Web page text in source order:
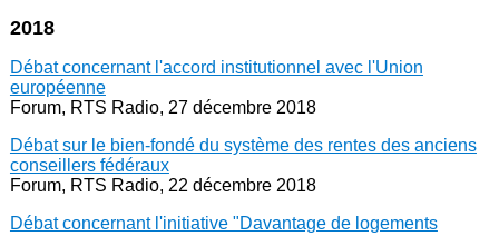
2018
Débat concernant l'accord institutionnel avec l'Union
européenne
Forum, RTS Radio, 27 décembre 2018
Débat sur le bien-fondé du système des rentes des anciens
conseillers fédéraux
Forum, RTS Radio, 22 décembre 2018
Débat concernant l'initiative "Davantage de logements